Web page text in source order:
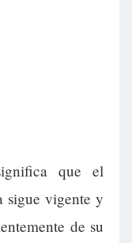
que el
sigue vigente y
de su